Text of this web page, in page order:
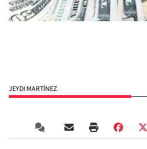
JEYDI MARTÍNEZ